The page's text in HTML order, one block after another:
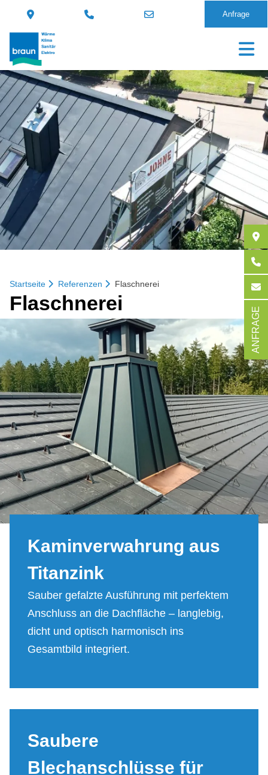
Direkt
zum
Inhalt
Anfrage
Startseite Referenzen Flaschnerei
Fla­sch­ne­rei
Ka­min­ver­wah­rung aus
Ti­tanz­ink
Sauber gefalzte Ausführung mit perfektem
Anschluss an die Dachfläche – langlebig,
dicht und optisch harmonisch ins
Gesamtbild integriert.
Sau­be­re
Blech­an­schlüs­se für
ANFRAGE